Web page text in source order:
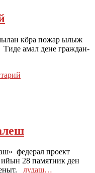
кӧра пожар ылыж
амал дене граждан-
федерал проект
28 памятник ден
лудаш…